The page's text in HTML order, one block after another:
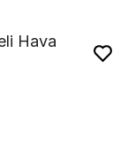
Hava